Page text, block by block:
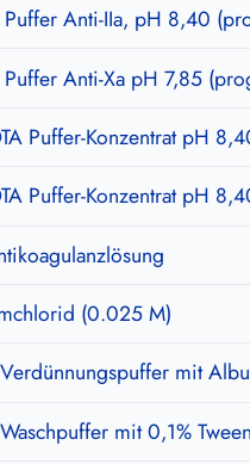
Puffer Anti-IIa, pH 8,40
Puffer Anti-Xa pH 7,85
Puffer-Konzentrat pH
Puffer-Konzentrat pH
(0.025 M)
mit
mit 0,1%